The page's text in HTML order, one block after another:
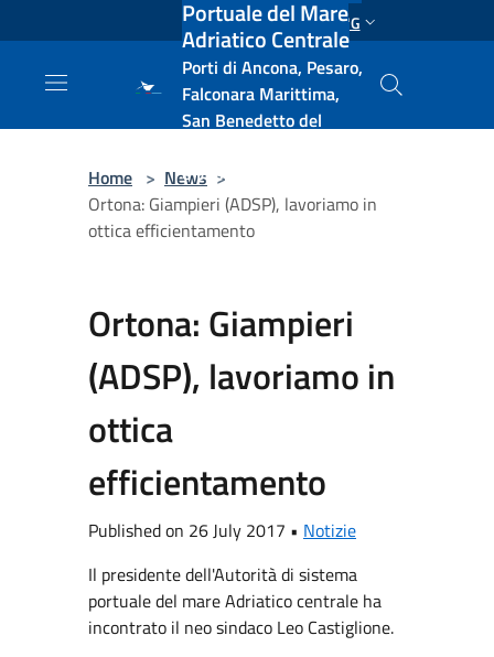
Salta al contenuto principale ENG
Portuale del Mare
Adriatico Centrale
Porti di Ancona, Pesaro,
Falconara Marittima,
San Benedetto del
e Vasto
Home > News >
Ortona: Giampieri (ADSP), lavoriamo in
ottica efficientamento
Ortona: Giampieri
(ADSP), lavoriamo in
ottica
efficientamento
Published on 26 July 2017 • Notizie
Il presidente dell'Autorità di sistema
portuale del mare Adriatico centrale ha
incontrato il neo sindaco Leo Castiglione.